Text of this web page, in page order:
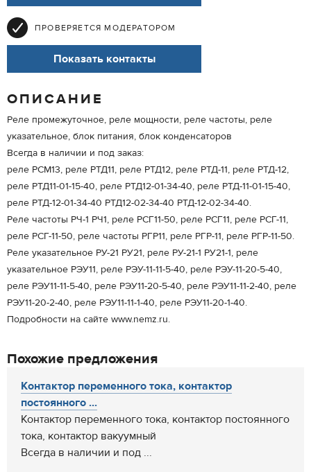
ПРОВЕРЯЕТСЯ МОДЕРАТОРОМ
Показать контакты
ОПИСАНИЕ
Реле промежуточное, реле мощности, реле частоты, реле
указательное, блок питания, блок конденсаторов
Всегда в наличии и под заказ:
реле РСМ13, реле РТД11, реле РТД12, реле РТД-11, реле РТД-12,
реле РТД11-01-15-40, реле РТД12-01-34-40, реле РТД-11-01-15-40,
реле РТД-12-01-34-40 РТД12-02-34-40 РТД-12-02-34-40.
Реле частоты РЧ-1 РЧ1, реле РСГ11-50, реле РСГ11, реле РСГ-11,
реле РСГ-11-50, реле частоты РГР11, реле РГР-11, реле РГР-11-50.
Реле указательное РУ-21 РУ21, реле РУ-21-1 РУ21-1, реле
указательное РЭУ11, реле РЭУ-11-11-5-40, реле РЭУ-11-20-5-40,
реле РЭУ11-11-5-40, реле РЭУ11-20-5-40, реле РЭУ11-11-2-40, реле
РЭУ11-20-2-40, реле РЭУ11-11-1-40, реле РЭУ11-20-1-40.
Подробности на сайте www.nemz.ru.
Похожие предложения
Контактор переменного тока, контактор
постоянного ...
Контактор переменного тока, контактор постоянного
тока, контактор вакуумный
Всегда в наличии и под ...